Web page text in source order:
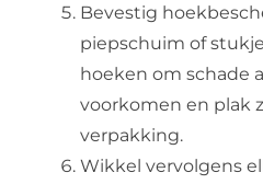
Bevestig
piepschuim of
hoeken om schade
voorkomen en plak
verpakking.
Wikkel vervolgens